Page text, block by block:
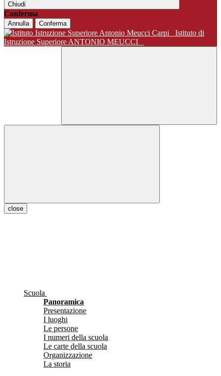
Chiudi
Conferma
Annulla Conferma
Istituto di
Istruzione Superiore ANTONIO MEUCCI
close
Scuola
Panoramica
Presentazione
I luoghi
Le persone
I numeri della scuola
Le carte della scuola
Organizzazione
La storia